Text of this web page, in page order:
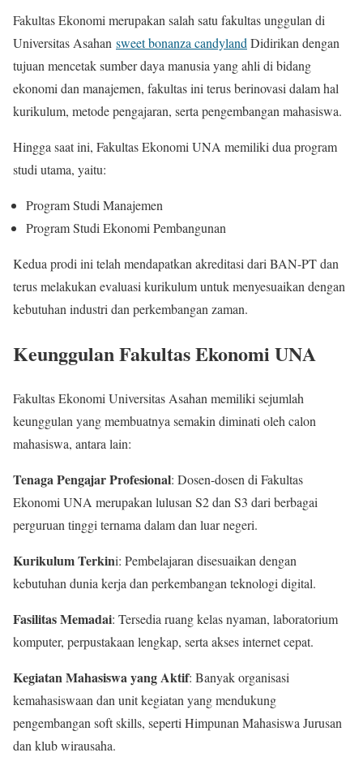
Fakultas Ekonomi merupakan salah satu fakultas unggulan di
Universitas Asahan sweet bonanza candyland Didirikan dengan
tujuan mencetak sumber daya manusia yang ahli di bidang
ekonomi dan manajemen, fakultas ini terus berinovasi dalam hal
kurikulum, metode pengajaran, serta pengembangan mahasiswa.
Hingga saat ini, Fakultas Ekonomi UNA memiliki dua program
studi utama, yaitu:
Program Studi Manajemen
Program Studi Ekonomi Pembangunan
Kedua prodi ini telah mendapatkan akreditasi dari BAN-PT dan
terus melakukan evaluasi kurikulum untuk menyesuaikan dengan
kebutuhan industri dan perkembangan zaman.
Keunggulan Fakultas Ekonomi UNA
Fakultas Ekonomi Universitas Asahan memiliki sejumlah
keunggulan yang membuatnya semakin diminati oleh calon
mahasiswa, antara lain:
Tenaga Pengajar Profesional: Dosen-dosen di Fakultas
Ekonomi UNA merupakan lulusan S2 dan S3 dari berbagai
perguruan tinggi ternama dalam dan luar negeri.
Kurikulum Terkini: Pembelajaran disesuaikan dengan
kebutuhan dunia kerja dan perkembangan teknologi digital.
Fasilitas Memadai: Tersedia ruang kelas nyaman, laboratorium
komputer, perpustakaan lengkap, serta akses internet cepat.
Kegiatan Mahasiswa yang Aktif: Banyak organisasi
kemahasiswaan dan unit kegiatan yang mendukung
pengembangan soft skills, seperti Himpunan Mahasiswa Jurusan
dan klub wirausaha.